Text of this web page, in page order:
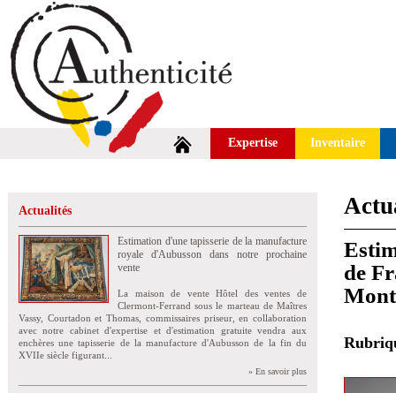
Expertise Inventaire
Actualités
Estimation d'une tapisserie de la manufacture
royale d'Aubusson dans notre prochaine
vente
La maison de vente Hôtel des ventes de
Clermont-Ferrand sous le marteau de Maîtres
Vassy, Courtadon et Thomas, commissaires priseur, en collaboration
avec notre cabinet d'expertise et d'estimation gratuite vendra aux
enchères une tapisserie de la manufacture d'Aubusson de la fin du
XVIIe siècle figurant...
» En savoir plus
de